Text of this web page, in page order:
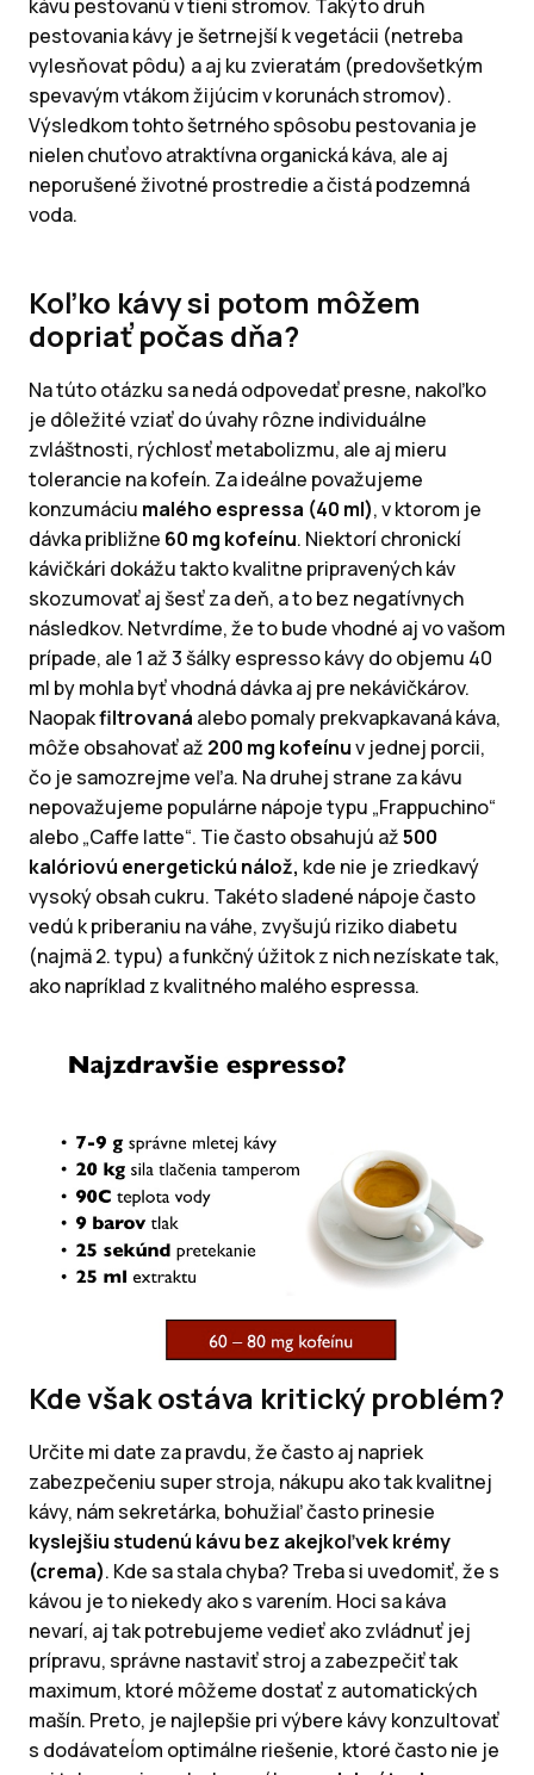
kávu pestovanú v tieni stromov. Takýto druh
pestovania kávy je šetrnejší k vegetácii (netreba
vylesňovat pôdu) a aj ku zvieratám (predovšetkým
spevavým vtákom žijúcim v korunách stromov).
Výsledkom tohto šetrného spôsobu pestovania je
nielen chuťovo atraktívna organická káva, ale aj
neporušené životné prostredie a čistá podzemná
voda.
Koľko kávy si potom môžem
dopriať počas dňa?
Na túto otázku sa nedá odpovedať presne, nakoľko
je dôležité vziať do úvahy rôzne individuálne
zvláštnosti, rýchlosť metabolizmu, ale aj mieru
tolerancie na kofeín. Za ideálne považujeme
konzumáciu malého espressa (40 ml), v ktorom je
dávka približne 60 mg kofeínu. Niektorí chronickí
kávičkári dokážu takto kvalitne pripravených káv
skozumovať aj šesť za deň, a to bez negatívnych
následkov. Netvrdíme, že to bude vhodné aj vo vašom
prípade, ale 1 až 3 šálky espresso kávy do objemu 40
ml by mohla byť vhodná dávka aj pre nekávičkárov.
Naopakfiltrovaná alebo pomaly prekvapkavaná káva,
môže obsahovať až 200 mg kofeínuv jednej porcii,
čo je samozrejme veľa. Na druhej strane za kávu
nepovažujeme populárne nápoje typu „Frappuchino“
alebo „Caffe latte“. Tie často obsahujú až500
kalóriovú energetickú nálož, kde nie je zriedkavý
vysoký obsah cukru. Takéto sladené nápoje často
vedú k priberaniu na váhe, zvyšujú riziko diabetu
(najmä 2. typu) a funkčný úžitok z nich nezískate tak,
ako napríklad z kvalitného malého espressa.
Kde však ostáva kritický problém?
Určite mi date za pravdu, že často aj napriek
zabezpečeniu super stroja, nákupu ako tak kvalitnej
kávy, nám sekretárka, bohužiaľ často prinesie
kyslejšiu studenú kávu bez akejkoľvek krémy
(crema). Kde sa stala chyba? Treba si uvedomiť, že s
kávou je to niekedy ako s varením. Hoci sa káva
nevarí, aj tak potrebujeme vedieť ako zvládnuť jej
prípravu, správne nastaviť stroj a zabezpečiť tak
maximum, ktoré môžeme dostať z automatických
mašín. Preto, je najlepšie pri výbere kávy konzultovať
s dodávateĺom optimálne riešenie, ktoré často nie je